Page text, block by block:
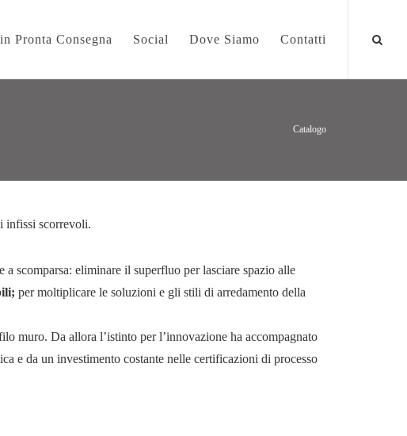
Pronta Consegna Social Dove Siamo Contatti
Catalogo
infissi scorrevoli.
scomparsa: eliminare il superfluo per lasciare spazio alle
per moltiplicare le soluzioni e gli stili di arredamento della
muro. Da allora l’istinto per l’innovazione ha accompagnato
e da un investimento costante nelle certificazioni di processo